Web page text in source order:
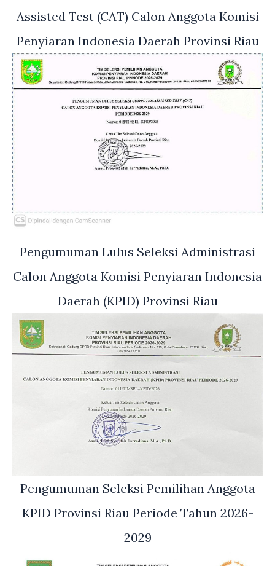
Assisted Test (CAT) Calon Anggota Komisi
Penyiaran Indonesia Daerah Provinsi Riau
Pengumuman Lulus Seleksi Administrasi
Calon Anggota Komisi Penyiaran Indonesia
Daerah (KPID) Provinsi Riau
Pengumuman Seleksi Pemilihan Anggota
KPID Provinsi Riau Periode Tahun 2026-
2029